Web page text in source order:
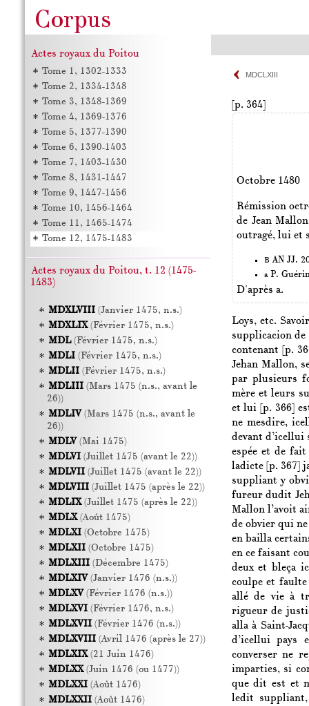
MDCLXIII
[p. 364]
Octobre 1480
Rémission
de Jean
outragé, lui et
B AN JJ.
aP.
D'après a.
Loys, etc.
supplicacion de
contenant
[p.
Jehan Mallon,
par plusieurs
mère et leurs
et lui [p. 366]
ne mesdire,
devant d’icellui
espée et de
ladicte [p. 367]
suppliant y
fureur dudit
Mallon l’avoit
de obvier qui
en bailla
en ce faisant
deux et bleça
coulpe et
allé de vie à
rigueur de
alla à Saint-
d’icellui pays
converser ne
imparties, si
que dit est et
ledit
Actes royaux du Poitou
Tome 1, 1302-1333
Tome 2, 1334-1348
Tome 3, 1348-1369
Tome 4, 1369-1376
Tome 5, 1377-1390
Tome 6, 1390-1403
Tome 7, 1403-1430
Tome 8, 1431-1447
Tome 9, 1447-1456
Tome 10, 1456-1464
Tome 11, 1465-1474
Tome 12, 1475-1483
Actes royaux du Poitou, t. 12 (1475-
1483)
MDXLVIII(Janvier 1475, n.s.)
MDXLIX(Février 1475, n.s.)
MDL(Février 1475, n.s.)
MDLI(Février 1475, n.s.)
MDLII(Février 1475, n.s.)
MDLIII(Mars 1475 (n.s., avant le
26))
MDLIV(Mars 1475 (n.s., avant le
26))
MDLV(Mai 1475)
MDLVI(Juillet 1475 (avant le 22))
MDLVII(Juillet 1475 (avant le 22))
MDLVIII(Juillet 1475 (après le 22))
MDLIX(Juillet 1475 (après le 22))
MDLX(Août 1475)
MDLXI(Octobre 1475)
MDLXII(Octobre 1475)
MDLXIII(Décembre 1475)
MDLXIV(Janvier 1476 (n.s.))
MDLXV(Février 1476 (n.s.))
MDLXVI(Février 1476, n.s.)
MDLXVII(Février 1476 (n.s.))
MDLXVIII(Avril 1476 (après le 27))
MDLXIX(21 Juin 1476)
MDLXX(Juin 1476 (ou 1477))
MDLXXI(Août 1476)
MDLXXII(Août 1476)